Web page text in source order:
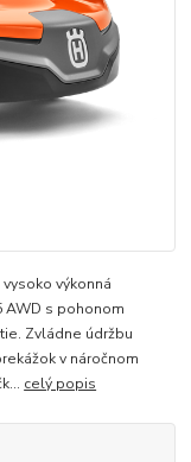
výkonná
AWD s pohonom
Zvládne údržbu
v náročnom
celý popis